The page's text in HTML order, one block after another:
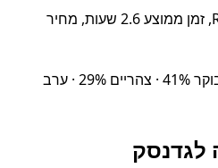
RegioJet (~100%), זמן ממוצע 2.6 שעות, מחיר
שעות יציאה פופולריות: בוקר 41% · צהריים 29% · ערב
לגדנסק